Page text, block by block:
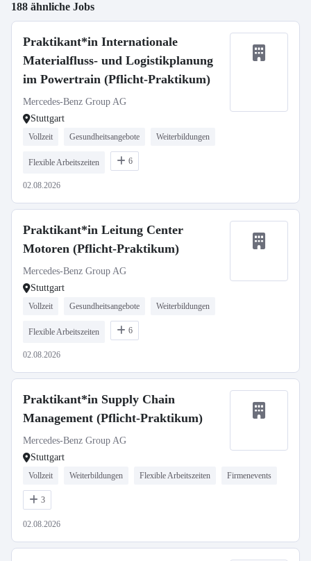
188 ähnliche Jobs
Praktikant*in Internationale
Materialfluss- und Logistikplanung
im Powertrain (Pflicht-Praktikum)
Mercedes-Benz Group AG
Stuttgart
Vollzeit Gesundheitsangebote Weiterbildungen
Flexible Arbeitszeiten 6
02.08.2026
Praktikant*in Leitung Center
Motoren (Pflicht-Praktikum)
Mercedes-Benz Group AG
Stuttgart
Vollzeit Gesundheitsangebote Weiterbildungen
Flexible Arbeitszeiten 6
02.08.2026
Praktikant*in Supply Chain
Management (Pflicht-Praktikum)
Mercedes-Benz Group AG
Stuttgart
Vollzeit Weiterbildungen Flexible Arbeitszeiten Firmenevents
3
02.08.2026